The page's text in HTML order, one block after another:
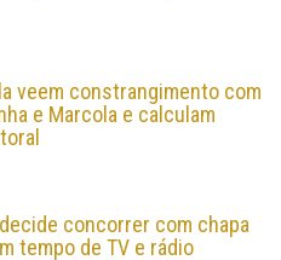
veem constrangimento com
e Marcola e calculam
concorrer com chapa
tempo de TV e rádio